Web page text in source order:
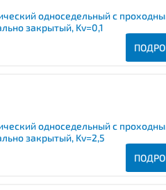
односедельный с
закрытый, Kv=0,1
односедельный с
закрытый, Kv=2,5